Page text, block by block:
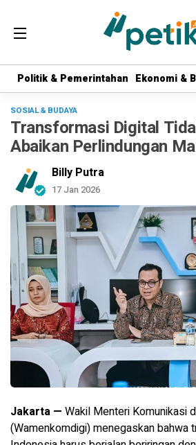
Politik & Pemerintahan Ekonomi &
Politik & Pemerintahan Ekonomi &
SOSIAL & BUDAYA
Transformasi Digital
Abaikan Perlindungan
Billy Putra
17 Jan 2026
Jakarta — Wakil Menteri Komunikasi
(Wamenkomdigi) menegaskan bahwa